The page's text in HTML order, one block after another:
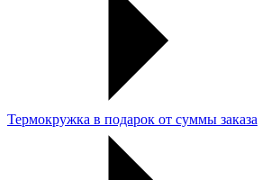
Термокружка в подарок от суммы заказа